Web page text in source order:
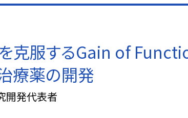
克服するGain of
療薬の開発
開発代表者